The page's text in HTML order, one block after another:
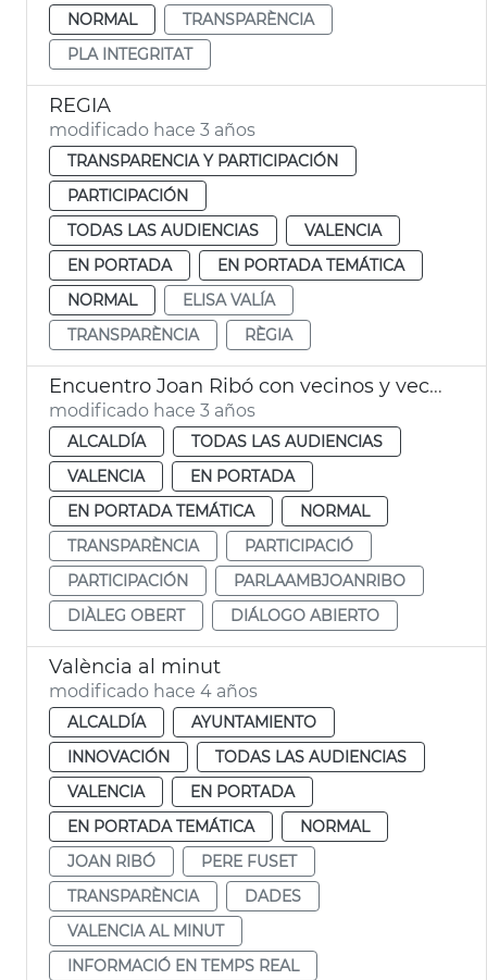
NORMAL
TRANSPARÈNCIA
PLA INTEGRITAT
REGIA
modificado hace 3 años
TRANSPARENCIA Y PARTICIPACIÓN
PARTICIPACIÓN
TODAS LAS AUDIENCIAS
VALENCIA
EN PORTADA
EN PORTADA TEMÁTICA
NORMAL
ELISA VALÍA
TRANSPARÈNCIA
RÈGIA
Encuentro Joan Ribó con vecinos y vecinas
modificado hace 3 años
ALCALDÍA
TODAS LAS AUDIENCIAS
VALENCIA
EN PORTADA
EN PORTADA TEMÁTICA
NORMAL
TRANSPARÈNCIA
PARTICIPACIÓ
PARTICIPACIÓN
PARLAAMBJOANRIBO
DIÀLEG OBERT
DIÁLOGO ABIERTO
València al minut
modificado hace 4 años
ALCALDÍA
AYUNTAMIENTO
INNOVACIÓN
TODAS LAS AUDIENCIAS
VALENCIA
EN PORTADA
EN PORTADA TEMÁTICA
NORMAL
JOAN RIBÓ
PERE FUSET
TRANSPARÈNCIA
DADES
VALENCIA AL MINUT
INFORMACIÓ EN TEMPS REAL